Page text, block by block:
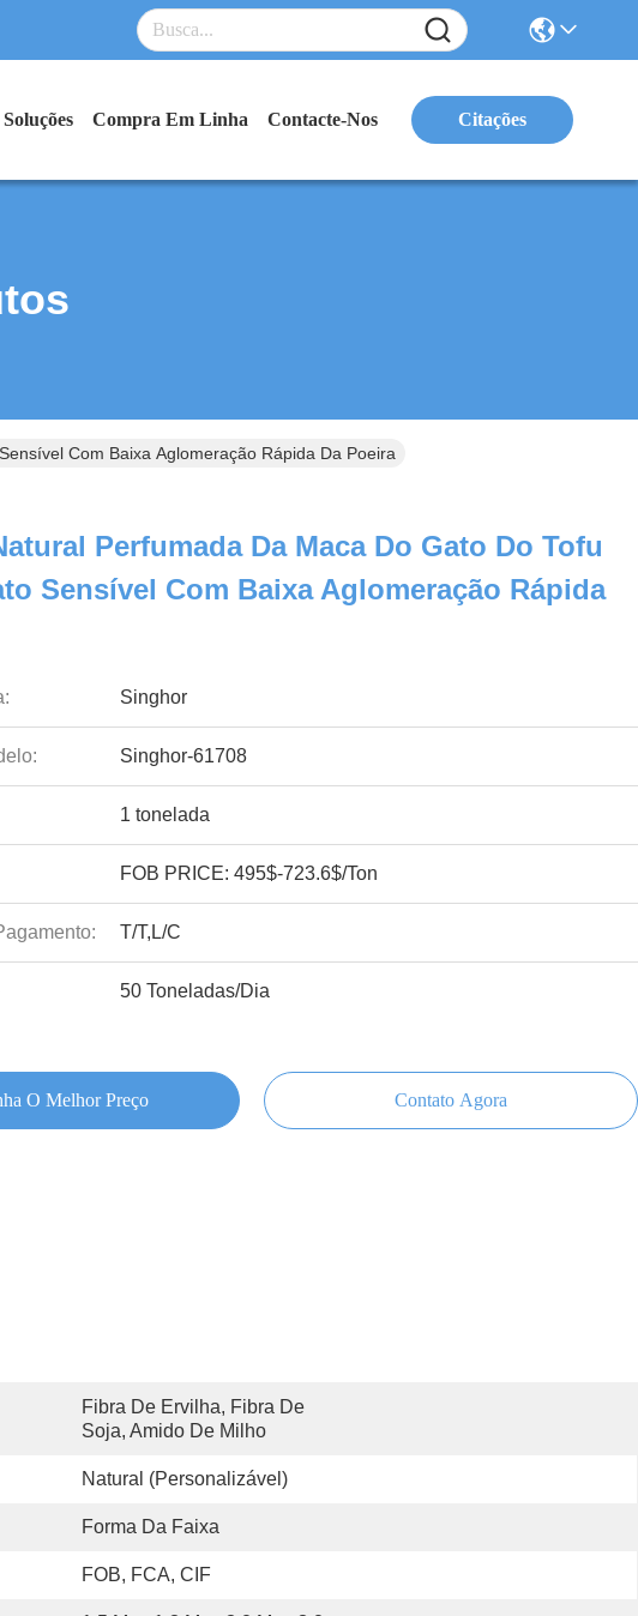
Soluções Compra Em Linha Contacte-Nos Citações
Com Baixa Aglomeração Rápida Da Poeira
Perfumada Da Maca Do Gato Do Tofu
Sensível Com Baixa Aglomeração Rápida
Singhor
Singhor-61708
1 tonelada
FOB PRICE: 495$-723.6$/Ton
T/T,L/C
50 Toneladas/Dia
O Melhor Preço Contato Agora
Fibra De Ervilha, Fibra De
Soja, Amido De Milho
Natural (personalizável)
Forma Da Faixa
FOB, FCA, CIF